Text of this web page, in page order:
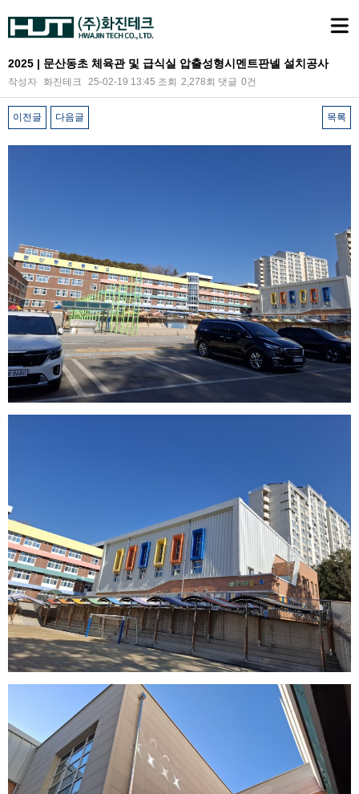
2025 | 문산동초 체육관 및 급식실 압출성형시멘트판넬 설치공사
작성자 화진테크 25-02-19 13:45 조회 2,278회 댓글 0건
이전글 다음글 목록